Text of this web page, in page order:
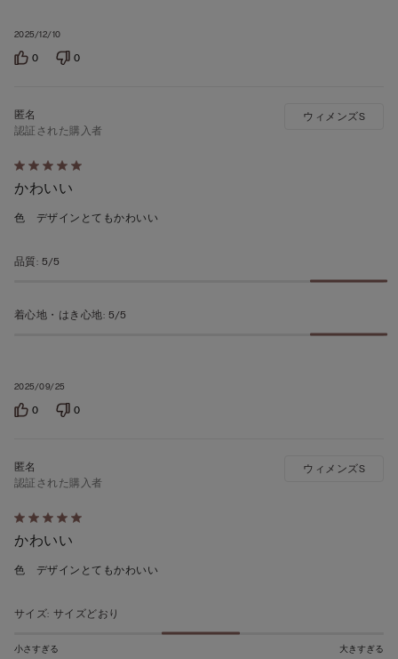
2025/12/10
0 0
5
段
階
う
の
2025/09/25
認証された購入者
かわいい
色 デザインとてもかわいい
ウィメンズS
品質: 5/5
着心地・はき心地: 5/5
0 0
5
段
階
う
5
認証された購入者
かわいい
色 デザインとてもかわいい
ウィメンズS
サイズ: サイズどおり
小さすぎる 大きすぎる